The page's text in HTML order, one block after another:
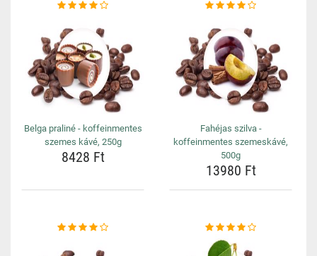
Belga praliné - koffeinmentes
szemes kávé, 250g
8428 Ft
Fahéjas szilva -
koffeinmentes szemeskávé,
500g
13980 Ft